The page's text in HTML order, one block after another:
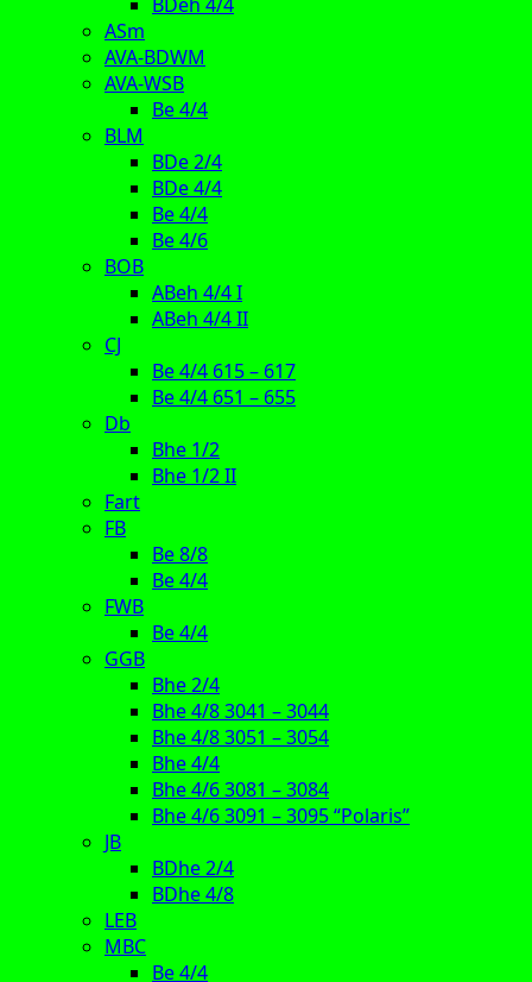
ASm
AVA-BDWM
AVA-WSB
Be 4/4
BLM
BDe 2/4
BDe 4/4
Be 4/4
Be 4/6
BOB
ABeh 4/4 I
ABeh 4/4 II
CJ
Be 4/4 615 – 617
Be 4/4 651 – 655
Db
Bhe 1/2
Bhe 1/2 II
Fart
FB
Be 8/8
Be 4/4
FWB
Be 4/4
GGB
Bhe 2/4
Bhe 4/8 3041 – 3044
Bhe 4/8 3051 – 3054
Bhe 4/4
Bhe 4/6 3081 – 3084
Bhe 4/6 3091 – 3095 “Polaris”
JB
BDhe 2/4
BDhe 4/8
LEB
MBC
Be 4/4